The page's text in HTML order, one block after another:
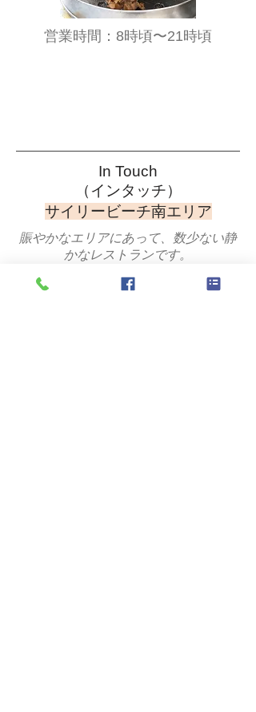
​営業時間：8時頃〜21時頃
In Touch
​（インタッチ）
​サイリービーチ南エリア
賑やかなエリアにあって、数少ない静
かなレストランです。
たりと、夕陽を眺めましょう。